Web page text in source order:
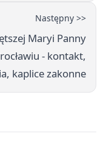
Następny >>
Maryi Panny
- kontakt,
kaplice zakonne